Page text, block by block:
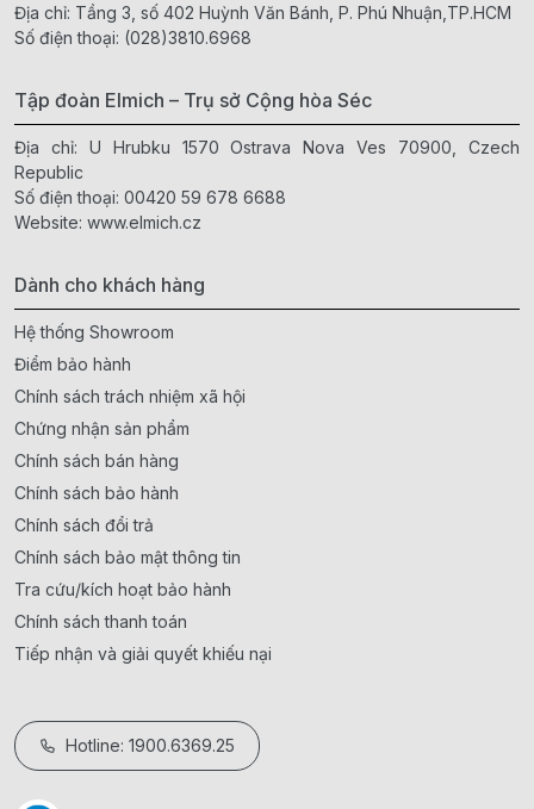
Địa chỉ: Tầng 3, số 402 Huỳnh Văn Bánh, P. Phú Nhuận,TP.HCM
Số điện thoại: (028)3810.6968
Tập đoàn Elmich – Trụ sở Cộng hòa Séc
Địa chỉ: U Hrubku 1570 Ostrava Nova Ves 70900, Czech
Republic
Số điện thoại: 00420 59 678 6688
Website: www.elmich.cz
Dành cho khách hàng
Hệ thống Showroom
Điểm bảo hành
Chính sách trách nhiệm xã hội
Chứng nhận sản phẩm
Chính sách bán hàng
Chính sách bảo hành
Chính sách đổi trả
Chính sách bảo mật thông tin
Tra cứu/kích hoạt bảo hành
Chính sách thanh toán
Tiếp nhận và giải quyết khiếu nại
Hotline: 1900.6369.25